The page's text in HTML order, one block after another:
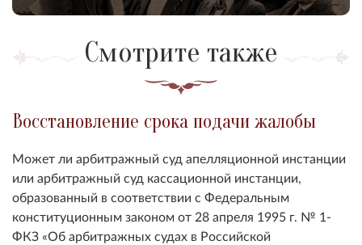
Смотрите также
Восстановление срока подачи жалобы
Может ли арбитражный суд апелляционной инстанции
или арбитражный суд кассационной инстанции,
образованный в соответствии с Федеральным
конституционным законом от 28 апреля 1995 г. № 1-
ФКЗ «Об арбитражных судах в Российской